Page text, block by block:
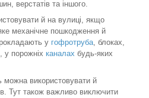
верстатів та іншого.
й на вулиці, якщо
механічне пошкодження й
у гофротруба, блоках,
у порожніх каналах будь-яких
використовувати й
Тут також важливо виключити